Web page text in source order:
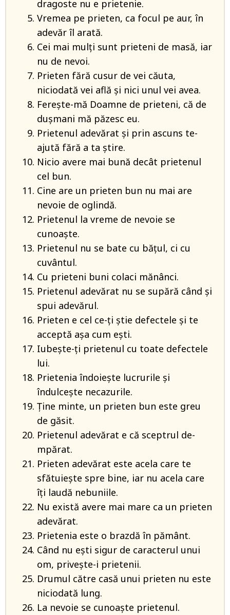
dragoste nu e prietenie.
Vremea pe prieten, ca focul pe aur, în
adevăr îl arată.
Cei mai mulţi sunt prieteni de masă, iar
nu de nevoi.
Prieten fără cusur de vei căuta,
niciodată vei află şi nici unul vei avea.
Fereşte-mă Doamne de prieteni, că de
duşmani mă păzesc eu.
Prietenul adevărat şi prin ascuns te-
ajută fără a ta ştire.
Nicio avere mai bună decât prietenul
cel bun.
Cine are un prieten bun nu mai are
nevoie de oglindă.
Prietenul la vreme de nevoie se
cunoaşte.
Prietenul nu se bate cu băţul, ci cu
cuvântul.
Cu prieteni buni colaci mănânci.
Prietenul adevărat nu se supără când şi
spui adevărul.
Prieten e cel ce-ţi ştie defectele şi te
acceptă aşa cum eşti.
Iubeşte-ţi prietenul cu toate defectele
lui.
Prietenia îndoieşte lucrurile şi
îndulceşte necazurile.
Ţine minte, un prieten bun este greu
de găsit.
Prietenul adevărat e că sceptrul de-
mpărat.
Prieten adevărat este acela care te
sfătuieşte spre bine, iar nu acela care
îţi laudă nebuniile.
Nu există avere mai mare ca un prieten
adevărat.
Prietenia este o brazdă în pământ.
Când nu eşti sigur de caracterul unui
om, priveşte-i prietenii.
Drumul către casă unui prieten nu este
niciodată lung.
La nevoie se cunoaşte prietenul.